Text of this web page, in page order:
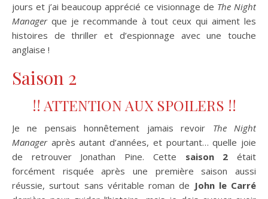
jours et j’ai beaucoup apprécié ce visionnage de The Night
Managerque je recommande à tout ceux qui aiment les
histoires de thriller et d’espionnage avec une touche
anglaise !
Saison 2
!! ATTENTION AUX SPOILERS !!
Je ne pensais honnêtement jamais revoir The Night
Manageraprès autant d’années, et pourtant… quelle joie
de retrouver Jonathan Pine. Cette saison 2 était
forcément risquée après une première saison aussi
réussie, surtout sans véritable roman de John le Carré